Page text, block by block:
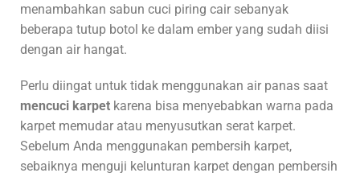
menambahkan sabun cuci piring cair sebanyak
beberapa tutup botol ke dalam ember yang sudah diisi
dengan air hangat.
Perlu diingat untuk tidak menggunakan air panas saat
mencuci karpet karena bisa menyebabkan warna pada
karpet memudar atau menyusutkan serat karpet.
Sebelum Anda menggunakan pembersih karpet,
sebaiknya menguji kelunturan karpet dengan pembersih